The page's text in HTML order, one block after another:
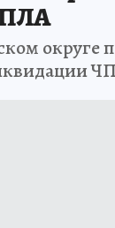
округе
ЧП